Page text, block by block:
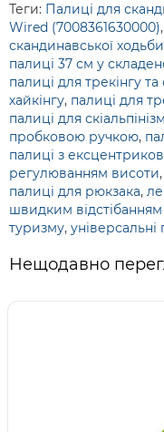
Теги: Палиці для
Wired (7008361630000),
скандинавської ходьби
палиці 37 см у
палиці для трекінгу
хайкінгу, палиці для
палиці для
пробковою ручкою,
палиці з
регулюванням висоти,
палиці для рюкзака,
швидким
туризму, універсальні
Нещодавно